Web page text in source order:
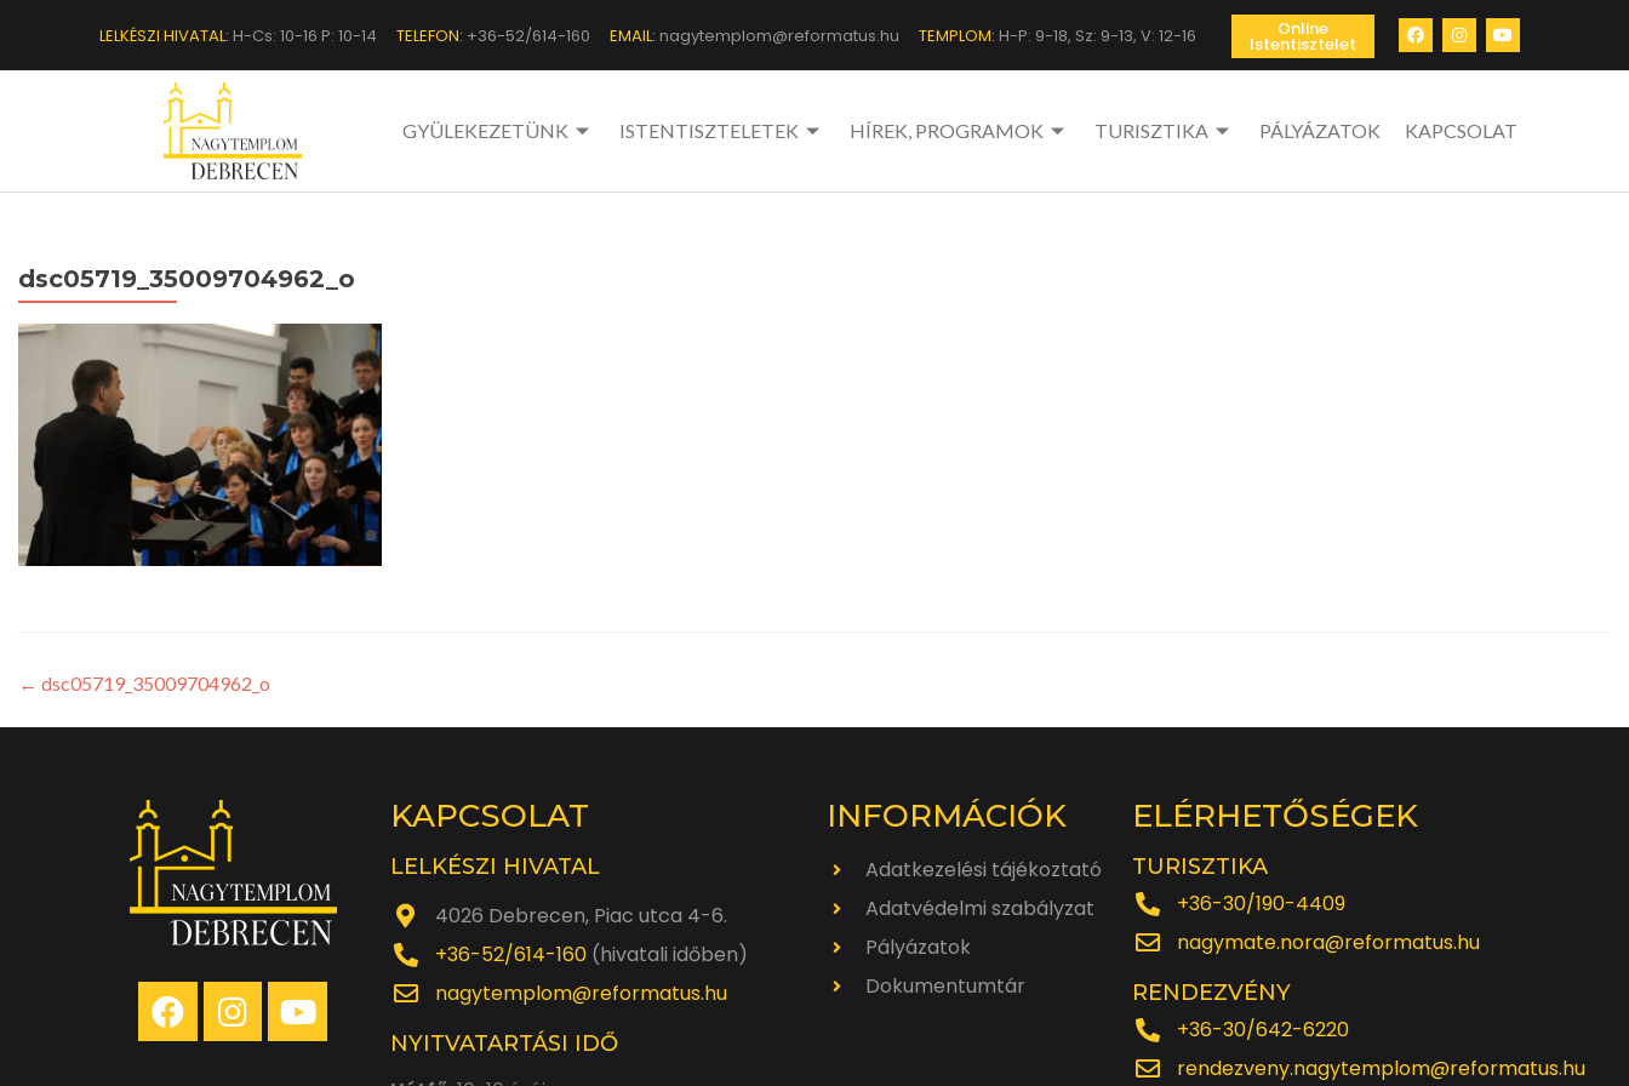
LELKÉSZI HIVATAL: H-Cs: 10-16 P: 10-14 TELEFON: +36-52/614-160 EMAIL: nagytemplom@reformatus.hu TEMPLOM: H-P: 9-18, Sz: 9-13, V: 12-16 Online
Istentisztelet
GYÜLEKEZETÜNK ISTENTISZTELETEK HÍREK, PROGRAMOK TURISZTIKA PÁLYÁZATOK KAPCSOLAT
dsc05719_35009704962_o
← dsc05719_35009704962_o
KAPCSOLAT
LELKÉSZI HIVATAL
4026 Debrecen, Piac utca 4-6.
+36-52/614-160 (hivatali időben)
nagytemplom@reformatus.hu
NYITVATARTÁSI IDŐ
INFORMÁCIÓK
Adatkezelési tájékoztató
Adatvédelmi szabályzat
Pályázatok
Dokumentumtár
ELÉRHETŐSÉGEK
TURISZTIKA
+36-30/190-4409
nagymate.nora@reformatus.hu
RENDEZVÉNY
+36-30/642-6220
rendezveny.nagytemplom@reformatus.hu